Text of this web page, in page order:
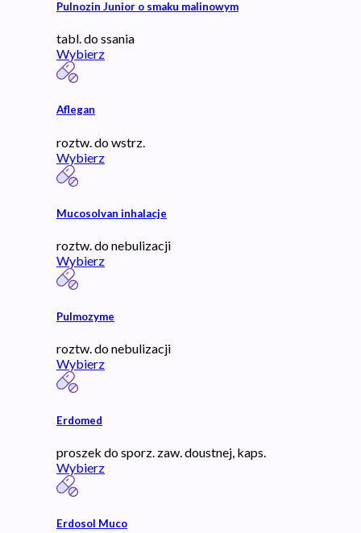
Pulnozin Junior o smaku malinowym
tabl. do ssania
Wybierz
Aflegan
roztw. do wstrz.
Wybierz
Mucosolvan inhalacje
roztw. do nebulizacji
Wybierz
Pulmozyme
roztw. do nebulizacji
Wybierz
Erdomed
proszek do sporz. zaw. doustnej, kaps.
Wybierz
Erdosol Muco